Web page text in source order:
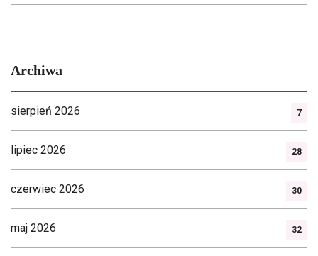
Archiwa
sierpień 2026 7
lipiec 2026 28
czerwiec 2026 30
maj 2026 32